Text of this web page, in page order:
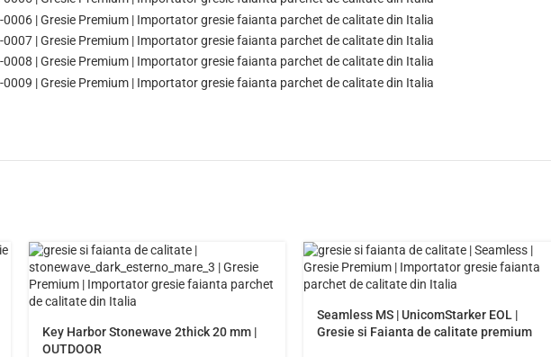
Key Harbor Stonewave 2thick 20 mm |
OUTDOOR
Seamless MS | UnicomStarker EOL |
Gresie si Faianta de calitate premium